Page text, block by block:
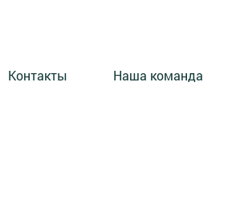
Контакты Наша команда